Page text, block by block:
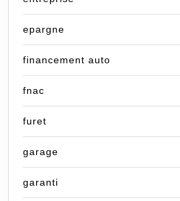
epargne
financement auto
fnac
furet
garage
garanti